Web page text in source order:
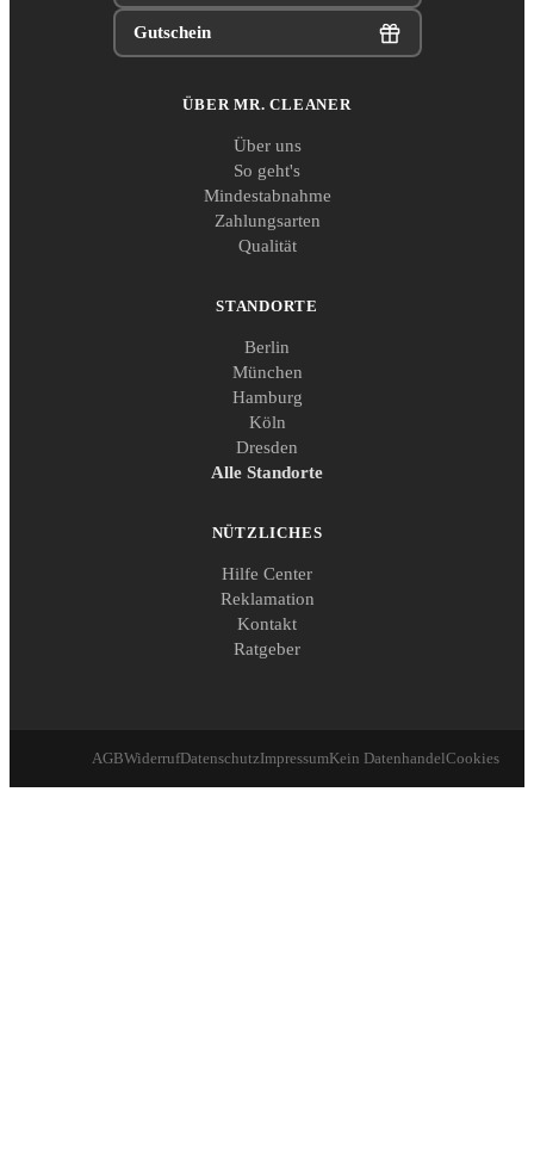
Gutschein
ÜBER MR. CLEANER
Über uns
So geht's
Mindestabnahme
Zahlungsarten
Qualität
STANDORTE
Berlin
München
Hamburg
Köln
Dresden
Alle Standorte
NÜTZLICHES
Hilfe Center
Reklamation
Kontakt
Ratgeber
AGBWiderrufDatenschutzImpressumKein DatenhandelCookies